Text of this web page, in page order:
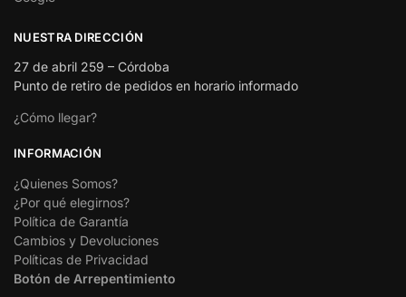
NUESTRA DIRECCIÓN
27 de abril 259 – Córdoba
Punto de retiro de pedidos en horario informado
¿Cómo llegar?
INFORMACIÓN
¿Quienes Somos?
¿Por qué elegirnos?
Política de Garantía
Cambios y Devoluciones
Políticas de Privacidad
Botón de Arrepentimiento